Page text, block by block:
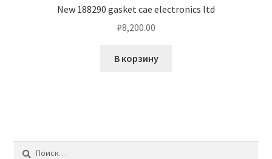
New 188290 gasket cae electronics ltd
₽8,200.00
В корзину